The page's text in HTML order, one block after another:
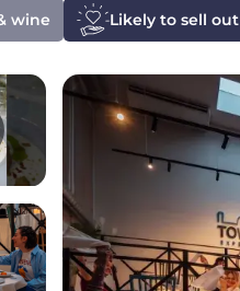
wine Likely to sell out